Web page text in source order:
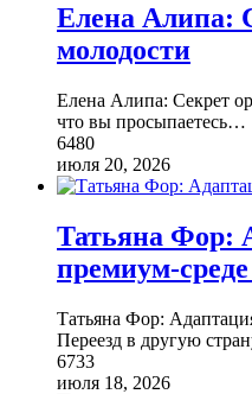
Елена Алипа:
молодости
Елена Алипа: Секрет
что вы просыпаетесь…
6480
июля 20, 2026
Татьяна Фор:
премиум-
Татьяна Фор:
Переезд в другую
6733
июля 18, 2026